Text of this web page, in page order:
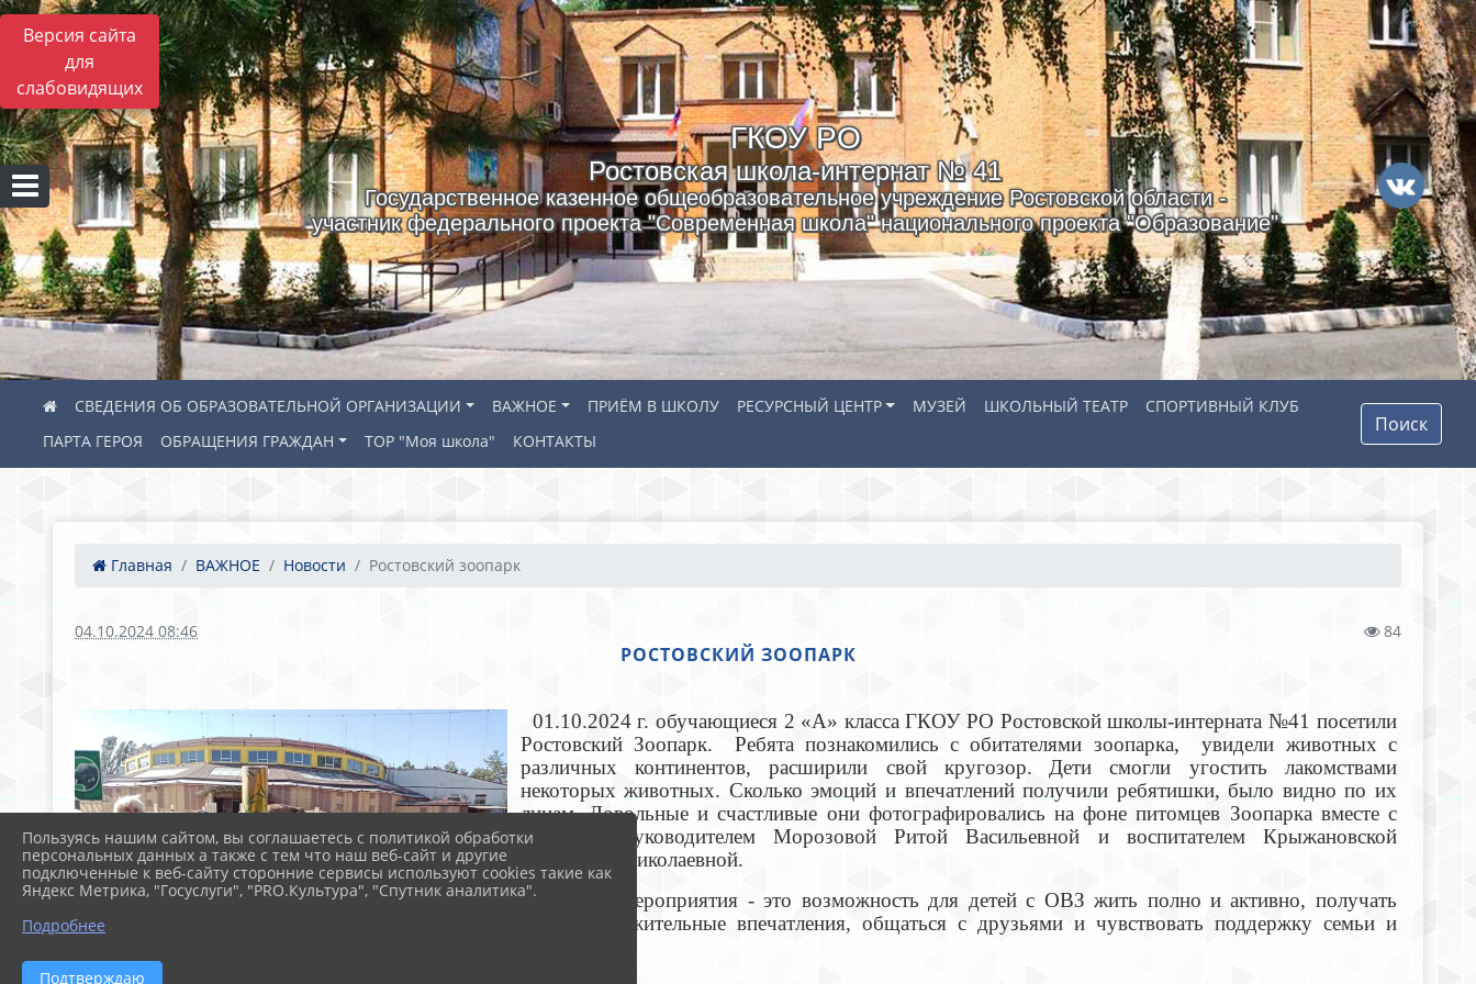
Версия сайта
для
слабовидящих
ГКОУ РO
Ростовская школа-интернат № 41
Государственное казенное общеобразовательное учреждение Ростовской области -
участник федерального проекта "Современная школа" национального проекта "Образование"
СВЕДЕНИЯ ОБ ОБРАЗОВАТЕЛЬНОЙ ОРГАНИЗАЦИИ ВАЖНОЕ ПРИЁМ В ШКОЛУ РЕСУРСНЫЙ ЦЕНТР МУЗЕЙ ШКОЛЬНЫЙ ТЕАТР
СПОРТИВНЫЙ КЛУБ
ПАРТА ГЕРОЯ
ОБРАЩЕНИЯ ГРАЖДАН ТОР "Моя школа" КОНТАКТЫ
Поиск
Главная ВАЖНОЕ Новости Ростовский зоопарк
04.10.2024 08:46 84
РОСТОВСКИЙ ЗООПАРК
01.10.2024 г. обучающиеся 2 «А» класса ГКОУ РО Ростовской школы-интерната №41 посетили
Ростовский Зоопарк.
Ребята познакомились с обитателями зоопарка, увидели животных с
различных континентов, расширили свой кругозор.
Дети смогли угостить лакомствами
некоторых животных. Сколько эмоций и впечатлений получили ребятишки, было видно по их
лицам. Довольные и счастливые они фотографировались на фоне питомцев Зоопарка вместе с
классным руководителем Морозовой Ритой Васильевной и воспитателем Крыжановской
Людмилой Николаевной.
Подобные мероприятия - это возможность для детей с ОВЗ жить полно и активно, получать
новые положительные впечатления, общаться с друзьями и чувствовать поддержку семьи и
Пользуясь нашим сайтом, вы соглашаетесь с политикой обработки
персональных данных а также с тем что наш веб-сайт и другие
подключенные к веб-сайту сторонние сервисы используют cookies такие как
Яндекс Метрика, "Госуслуги", "PRO.Культура", "Спутник аналитика".
Подробнее
Подтверждаю